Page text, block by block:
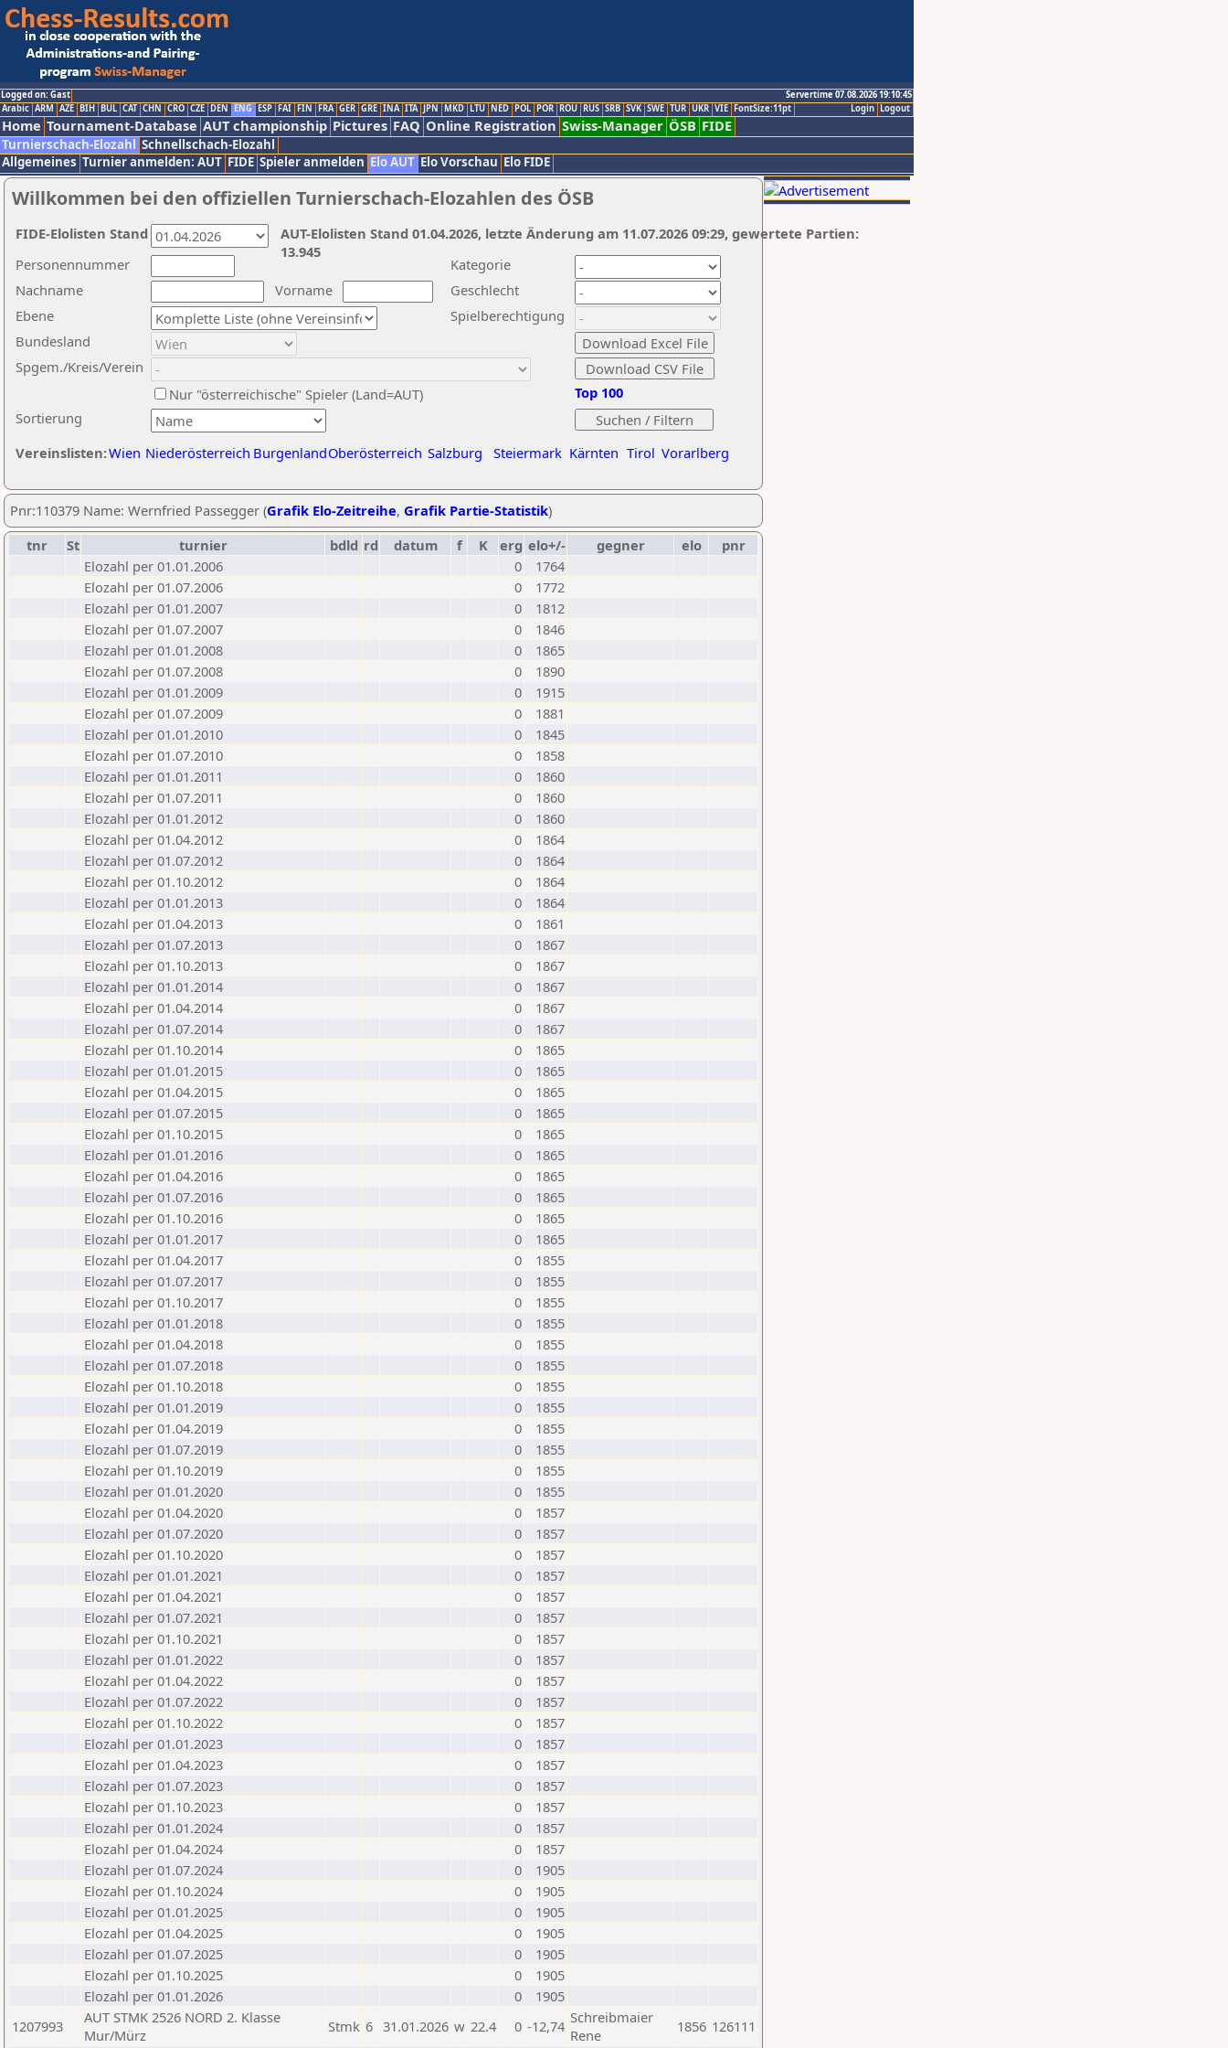
Logged on: Gast
Servertime 07.08.2026 19:10:45
Logout
Login
Arabic ARM AZE BIH BUL CAT CHN CRO CZE DEN ENG ESP FAI FIN FRA GER GRE INA ITA JPN MKD LTU NED POL POR ROU RUS SRB SVK SWE TUR UKR VIE FontSize:11pt
Home Tournament-Database AUT championship Pictures FAQ Online Registration Swiss-Manager ÖSB FIDE
Turnierschach-Elozahl Schnellschach-Elozahl
Allgemeines Turnier anmelden: AUT FIDE Spieler anmelden Elo AUT Elo Vorschau Elo FIDE
Willkommen bei den offiziellen Turnierschach-Elozahlen des ÖSB
Nachname
Vorname
Ebene
Kategorie
Sortierung
Personennummer
Bundesland
Spgem./Kreis/Verein
Geschlecht
Nur "österreichische" Spieler (Land=AUT)
Spielberechtigung
Vereinslisten:Wien Niederösterreich BurgenlandOberösterreich Salzburg Steiermark Kärnten Tirol Vorarlberg
Top 100
AUT-Elolisten Stand 01.04.2026, letzte Änderung am 11.07.2026 09:29, gewertete Partien:
13.945
FIDE-Elolisten Stand
Pnr:110379 Name: Wernfried Passegger (Grafik Elo-Zeitreihe, Grafik Partie-Statistik)
tnr
St turnier bdld rd datum f K erg elo+/- gegner elo
pnr
Elozahl per 01.01.2006
0
1764
Elozahl per 01.07.2006
0
1772
Elozahl per 01.01.2007
0
1812
Elozahl per 01.07.2007
0
1846
Elozahl per 01.01.2008
0
1865
Elozahl per 01.07.2008
0
1890
Elozahl per 01.01.2009
0
1915
Elozahl per 01.07.2009
0
1881
Elozahl per 01.01.2010
0
1845
Elozahl per 01.07.2010
0
1858
Elozahl per 01.01.2011
0
1860
Elozahl per 01.07.2011
0
1860
Elozahl per 01.01.2012
0
1860
Elozahl per 01.04.2012
0
1864
Elozahl per 01.07.2012
0
1864
Elozahl per 01.10.2012
0
1864
Elozahl per 01.01.2013
0
1864
Elozahl per 01.04.2013
0
1861
Elozahl per 01.07.2013
0
1867
Elozahl per 01.10.2013
0
1867
Elozahl per 01.01.2014
0
1867
Elozahl per 01.04.2014
0
1867
Elozahl per 01.07.2014
0
1867
Elozahl per 01.10.2014
0
1865
Elozahl per 01.01.2015
0
1865
Elozahl per 01.04.2015
0
1865
Elozahl per 01.07.2015
0
1865
Elozahl per 01.10.2015
0
1865
Elozahl per 01.01.2016
0
1865
Elozahl per 01.04.2016
0
1865
Elozahl per 01.07.2016
0
1865
Elozahl per 01.10.2016
0
1865
Elozahl per 01.01.2017
0
1865
Elozahl per 01.04.2017
0
1855
Elozahl per 01.07.2017
0
1855
Elozahl per 01.10.2017
0
1855
Elozahl per 01.01.2018
0
1855
Elozahl per 01.04.2018
0
1855
Elozahl per 01.07.2018
0
1855
Elozahl per 01.10.2018
0
1855
Elozahl per 01.01.2019
0
1855
Elozahl per 01.04.2019
0
1855
Elozahl per 01.07.2019
0
1855
Elozahl per 01.10.2019
0
1855
Elozahl per 01.01.2020
0
1855
Elozahl per 01.04.2020
0
1857
Elozahl per 01.07.2020
0
1857
Elozahl per 01.10.2020
0
1857
Elozahl per 01.01.2021
0
1857
Elozahl per 01.04.2021
0
1857
Elozahl per 01.07.2021
0
1857
Elozahl per 01.10.2021
0
1857
Elozahl per 01.01.2022
0
1857
Elozahl per 01.04.2022
0
1857
Elozahl per 01.07.2022
0
1857
Elozahl per 01.10.2022
0
1857
Elozahl per 01.01.2023
0
1857
Elozahl per 01.04.2023
0
1857
Elozahl per 01.07.2023
0
1857
Elozahl per 01.10.2023
0
1857
Elozahl per 01.01.2024
0
1857
Elozahl per 01.04.2024
0
1857
Elozahl per 01.07.2024
0
1905
Elozahl per 01.10.2024
0
1905
Elozahl per 01.01.2025
0
1905
Elozahl per 01.04.2025
0
1905
Elozahl per 01.07.2025
0
1905
Elozahl per 01.10.2025
0
1905
Elozahl per 01.01.2026
0
1905
1207993
AUT STMK 2526 NORD 2. Klasse
Mur/Mürz
Stmk 6 31.01.2026 w 22.4 0 -12,74 Schreibmaier
Rene
1856 126111